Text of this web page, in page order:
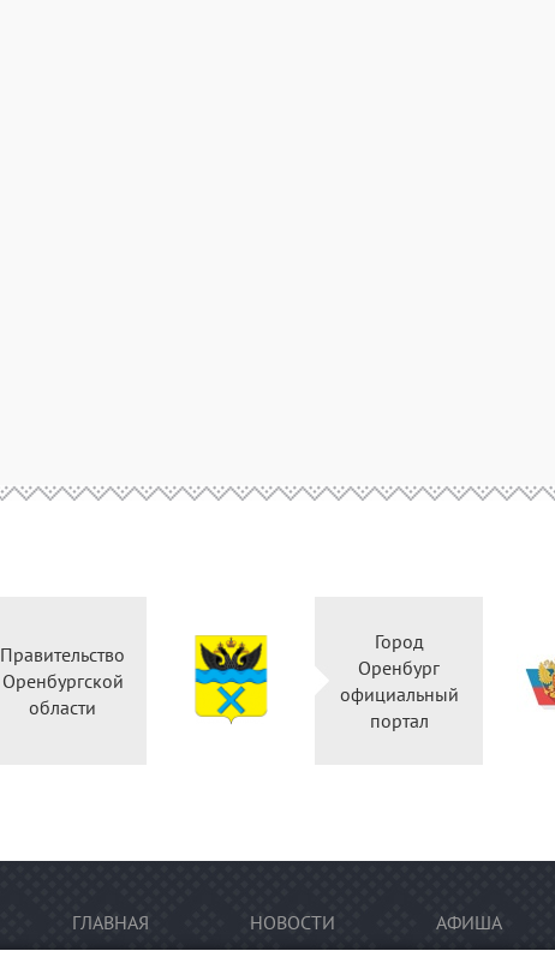
Правительство
Оренбургской
области
Город
Оренбург
официальный
портал
ГЛАВНАЯ НОВОСТИ АФИША